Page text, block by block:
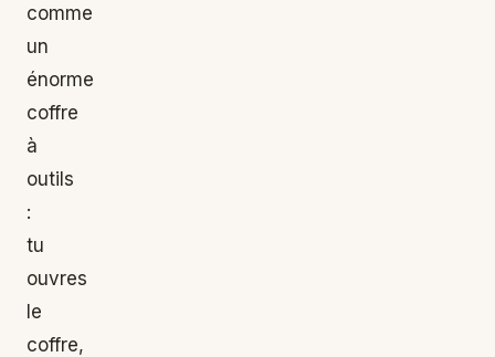
comme
un
énorme
coffre
à
outils
:
tu
ouvres
le
coffre,